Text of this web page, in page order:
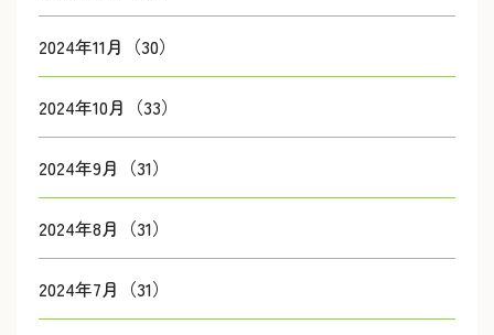
2024年11月（30）
2024年10月（33）
2024年9月（31）
2024年8月（31）
2024年7月（31）